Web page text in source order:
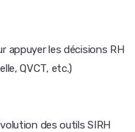
appuyer les décisions RH
QVCT, etc.)
des outils SIRH